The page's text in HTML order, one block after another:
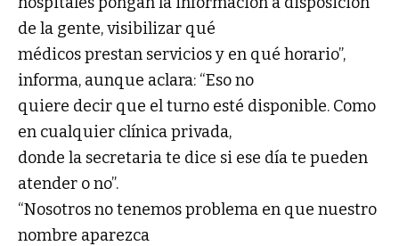
de la gente, visibilizar qué
médicos prestan servicios y en qué horario”,
informa, aunque aclara: “Eso no
quiere decir que el turno esté disponible. Como
en cualquier clínica privada,
donde la secretaria te dice si ese día te pueden
atender o no”.
“Nosotros no tenemos problema en que nuestro
nombre aparezca